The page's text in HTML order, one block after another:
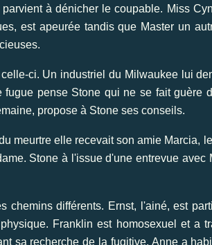
à dénicher le coupable. Miss
est apeurée tandis que Master un
ci. Un industriel du Milwaukee lui
pense Stone qui ne se fait guère
propose à Stone ses conseils.
meurtre elle recevait son amie Marcia,
Stone à l'issue d'une entrevue avec
chemins différents. Ernst, l'ainé, est
Franklin est homosexuel et a
sa recherche de la fugitive. Anne a